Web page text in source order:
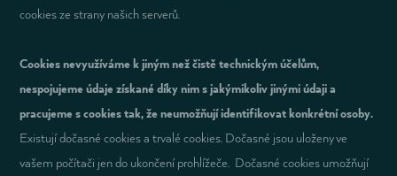
cookies ze strany našich serverů.
Cookies nevyužíváme k jiným než čistě technickým účelům,
nespojujeme údaje získané díky nim s jakýmikoliv jinými údaji a
pracujeme s cookies tak, že neumožňují identifikovat konkrétní osoby.
Existují dočasné cookies a trvalé cookies. Dočasné jsou uloženy ve
vašem počítači jen do ukončení prohlížeče. Dočasné cookies umožňují